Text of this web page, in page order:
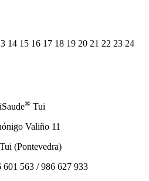
14 15 16 17 18 19 20 21 22 23 24
®Tui
Valiño 11
(Pontevedra)
563 / 986 627 933